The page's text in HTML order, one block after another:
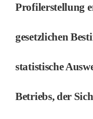
Profilerstellung
gesetzlichen
statistische
Betriebs, der